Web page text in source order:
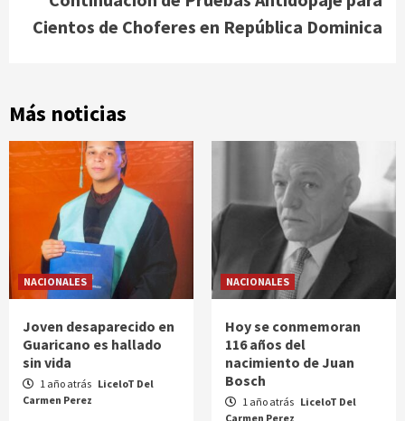
Cientos de Choferes en República Dominica
Más noticias
NACIONALES
Joven desaparecido en
Guaricano es hallado
sin vida
1 año atrás LiceloT Del
Carmen Perez
NACIONALES
Hoy se conmemoran
116 años del
nacimiento de Juan
Bosch
1 año atrás LiceloT Del
Carmen Perez